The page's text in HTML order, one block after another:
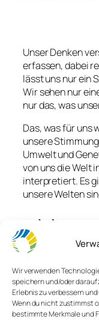
Wir verwenden
speichern und/oder darauf
Erlebnis zu verbessern
Wenn du nicht zustimmst
bestimmte Merkmale und
Unser Denken
erfassen, dabei
lässt uns nur ein
Wir sehen nur
nur das, was
Das, was für uns
unsere
Umwelt und
von uns die Welt
interpretiert. Es
unsere Welten
nur